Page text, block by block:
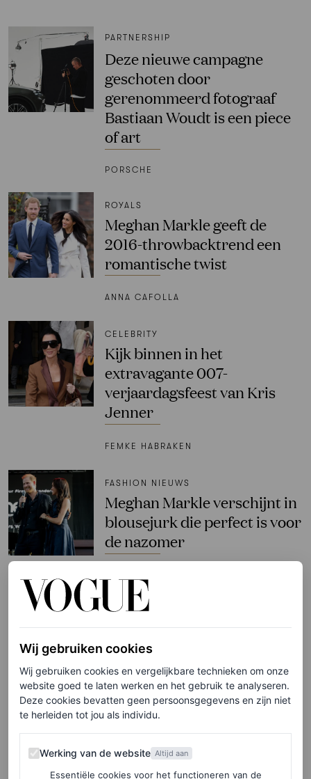
PARTNERSHIP
Deze nieuwe campagne
geschoten door
gerenommeerd fotograaf
Bastiaan Woudt is een piece
of art
PORSCHE
ROYALS
Meghan Markle geeft de
2016-throwbacktrend een
romantische twist
ANNA CAFOLLA
CELEBRITY
Kijk binnen in het
extravagante 007-
verjaardagsfeest van Kris
Jenner
FEMKE HABRAKEN
FASHION NIEUWS
Meghan Markle verschijnt in
blousejurk die perfect is voor
de nazomer
PARTNERSHIP
Vloeiend en sculpturaal:
sieraden die jouw summer
holiday look die breezy vibe
geven
TV & FILM
Wij gebruiken cookies
Wij gebruiken cookies en vergelijkbare technieken om onze
website goed te laten werken en het gebruik te analyseren.
Deze cookies bevatten geen persoonsgegevens en zijn niet
te herleiden tot jou als individu.
Werking van de website
Werking van de website Altijd aan
Essentiële cookies voor het functioneren van de